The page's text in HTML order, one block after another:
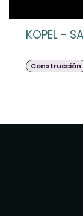
KOPEL -
Construcción